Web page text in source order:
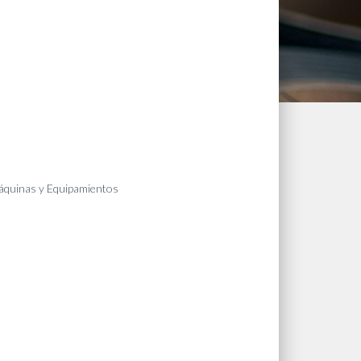
y Equipamientos